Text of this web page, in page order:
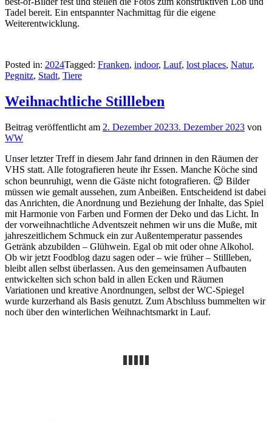
Tadel bereit. Ein entspannter Nachmittag für die eigene
Weiterentwicklung.
Posted in: 2024Tagged: Franken, indoor, Lauf, lost places, Natur,
Pegnitz, Stadt, Tiere
Weihnachtliche Stillleben
Beitrag veröffentlicht am 2. Dezember 20233. Dezember 2023 von
WW
Unser letzter Treff in diesem Jahr fand drinnen in den Räumen der
VHS statt. Alle fotografieren heute ihr Essen. Manche Köche sind
schon beunruhigt, wenn die Gäste nicht fotografieren. 😉 Bilder
müssen wie gemalt aussehen, zum Anbeißen. Entscheidend ist dabei
das Anrichten, die Anordnung und Beziehung der Inhalte, das Spiel
mit Harmonie von Farben und Formen der Deko und das Licht. In
der vorweihnachtliche Adventszeit nehmen wir uns die Muße, mit
jahreszeitlichem Schmuck ein zur Außentemperatur passendes
Getränk abzubilden – Glühwein. Egal ob mit oder ohne Alkohol.
Ob wir jetzt Foodblog dazu sagen oder – wie früher – Stillleben,
bleibt allen selbst überlassen. Aus den gemeinsamen Aufbauten
entwickelten sich schon bald in allen Ecken und Räumen
Variationen und kreative Anordnungen, selbst der WC-Spiegel
wurde kurzerhand als Basis genutzt. Zum Abschluss bummelten wir
noch über den winterlichen Weihnachtsmarkt in Lauf.